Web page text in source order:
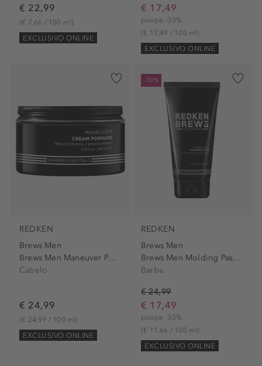
€ 22,99
(€ 7,66 / 100 ml)
EXCLUSIVO ONLINE
€ 17,49
poupe -30%
(€ 17,49 / 100 ml)
EXCLUSIVO ONLINE
REDKEN
Brews Men
Brews Men Maneuver Pommade
Cabelo
€ 24,99
(€ 24,99 / 100 ml)
EXCLUSIVO ONLINE
-30%
REDKEN
Brews Men
Brews Men Molding Paste Tube
Barba
€ 24,99
€ 17,49
poupe -30%
(€ 11,66 / 100 ml)
EXCLUSIVO ONLINE